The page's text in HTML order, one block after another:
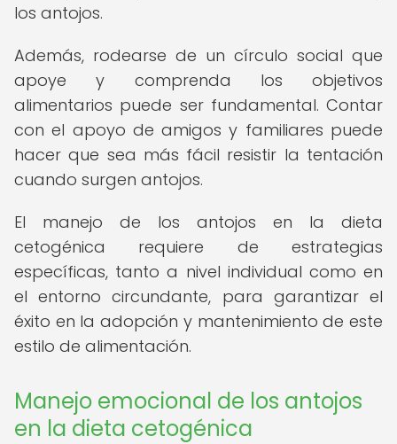
los antojos.
Además, rodearse de un círculo social que
apoye y comprenda los objetivos
alimentarios puede ser fundamental. Contar
con el apoyo de amigos y familiares puede
hacer que sea más fácil resistir la tentación
cuando surgen antojos.
El manejo de los antojos en la dieta
cetogénica requiere de estrategias
específicas, tanto a nivel individual como en
el entorno circundante, para garantizar el
éxito en la adopción y mantenimiento de este
estilo de alimentación.
Manejo emocional de los antojos
en la dieta cetogénica